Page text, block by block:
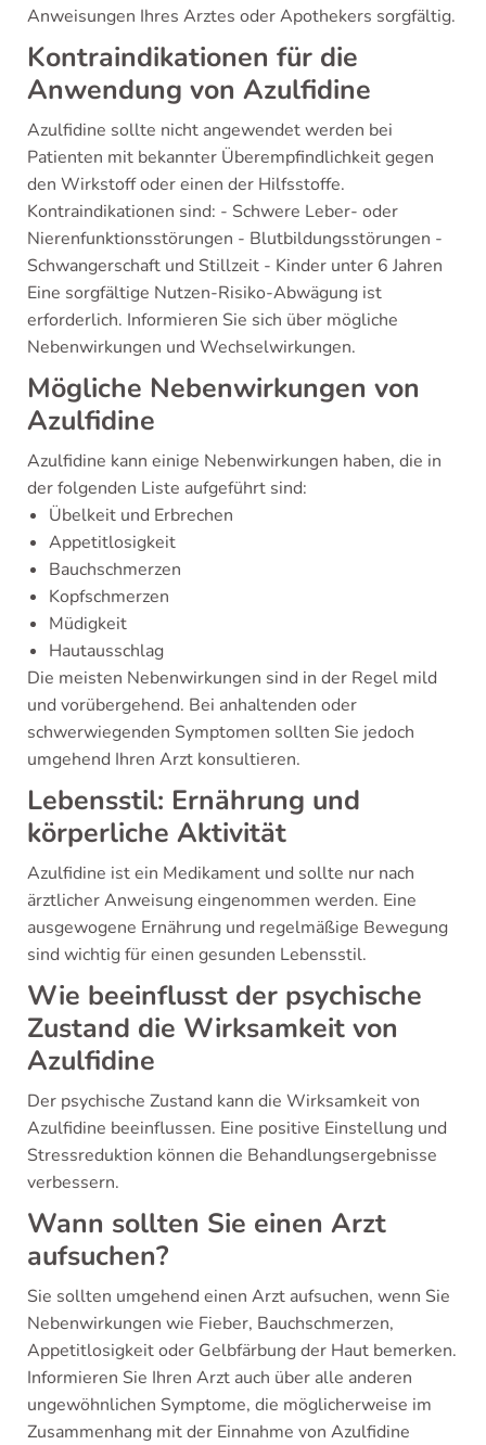
Anweisungen Ihres Arztes oder Apothekers sorgfältig.
Kontraindikationen für die
Anwendung von Azulfidine
Azulfidine sollte nicht angewendet werden bei
Patienten mit bekannter Überempfindlichkeit gegen
den Wirkstoff oder einen der Hilfsstoffe.
Kontraindikationen sind: - Schwere Leber- oder
Nierenfunktionsstörungen - Blutbildungsstörungen -
Schwangerschaft und Stillzeit - Kinder unter 6 Jahren
Eine sorgfältige Nutzen-Risiko-Abwägung ist
erforderlich. Informieren Sie sich über mögliche
Nebenwirkungen und Wechselwirkungen.
Mögliche Nebenwirkungen von
Azulfidine
Azulfidine kann einige Nebenwirkungen haben, die in
der folgenden Liste aufgeführt sind:
Übelkeit und Erbrechen
Appetitlosigkeit
Bauchschmerzen
Kopfschmerzen
Müdigkeit
Hautausschlag
Die meisten Nebenwirkungen sind in der Regel mild
und vorübergehend. Bei anhaltenden oder
schwerwiegenden Symptomen sollten Sie jedoch
umgehend Ihren Arzt konsultieren.
Lebensstil: Ernährung und
körperliche Aktivität
Azulfidine ist ein Medikament und sollte nur nach
ärztlicher Anweisung eingenommen werden. Eine
ausgewogene Ernährung und regelmäßige Bewegung
sind wichtig für einen gesunden Lebensstil.
Wie beeinflusst der psychische
Zustand die Wirksamkeit von
Azulfidine
Der psychische Zustand kann die Wirksamkeit von
Azulfidine beeinflussen. Eine positive Einstellung und
Stressreduktion können die Behandlungsergebnisse
verbessern.
Wann sollten Sie einen Arzt
aufsuchen?
Sie sollten umgehend einen Arzt aufsuchen, wenn Sie
Nebenwirkungen wie Fieber, Bauchschmerzen,
Appetitlosigkeit oder Gelbfärbung der Haut bemerken.
Informieren Sie Ihren Arzt auch über alle anderen
ungewöhnlichen Symptome, die möglicherweise im
Zusammenhang mit der Einnahme von Azulfidine